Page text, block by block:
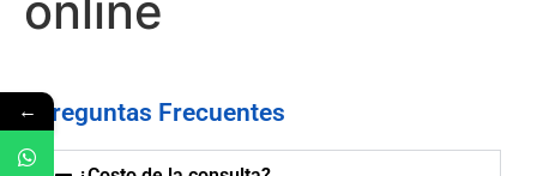
online
Preguntas Frecuentes
←